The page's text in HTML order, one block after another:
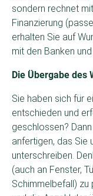
sondern rechnet
Finanzierung
erhalten Sie auf
mit den Banken
Die Übergabe des
Sie haben sich für
entschieden und
geschlossen?
anfertigen, das Sie
unterschreiben.
(auch an Fenster,
Schimmelbefall)